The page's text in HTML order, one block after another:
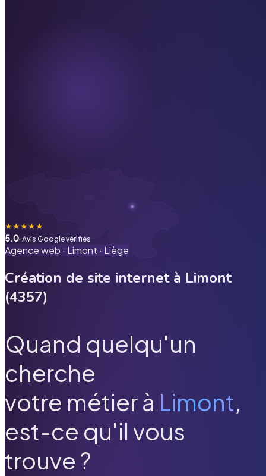
★★★★★
5.0· Avis Google vérifiés
Agence web · Limont · Liège
Création de site internet à Limont
(4357)
Quand quelqu'un
cherche
votre métier à Limont,
est-ce qu'il vous
trouve ?